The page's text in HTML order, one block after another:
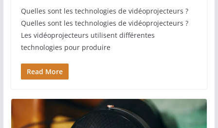
Quelles sont les technologies de vidéoprojecteurs ?
Quelles sont les technologies de vidéoprojecteurs ?
Les vidéoprojecteurs utilisent différentes
technologies pour produire
Read More